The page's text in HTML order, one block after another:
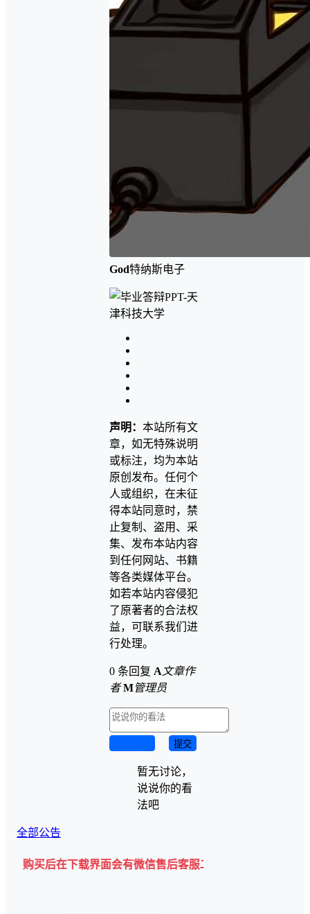
God特纳斯电子
声明： 本站所有文
章，如无特殊说明
或标注，均为本站
原创发布。任何个
人或组织，在未征
得本站同意时，禁
止复制、盗用、采
集、发布本站内容
到任何网站、书籍
等各类媒体平台。
如若本站内容侵犯
了原著者的合法权
益，可联系我们进
行处理。
0 条回复 A 文章作
者 M管理员
提交
暂无讨论，
说说你的看
法吧
全部公告
下载界面会有微信售后客服二维码💡